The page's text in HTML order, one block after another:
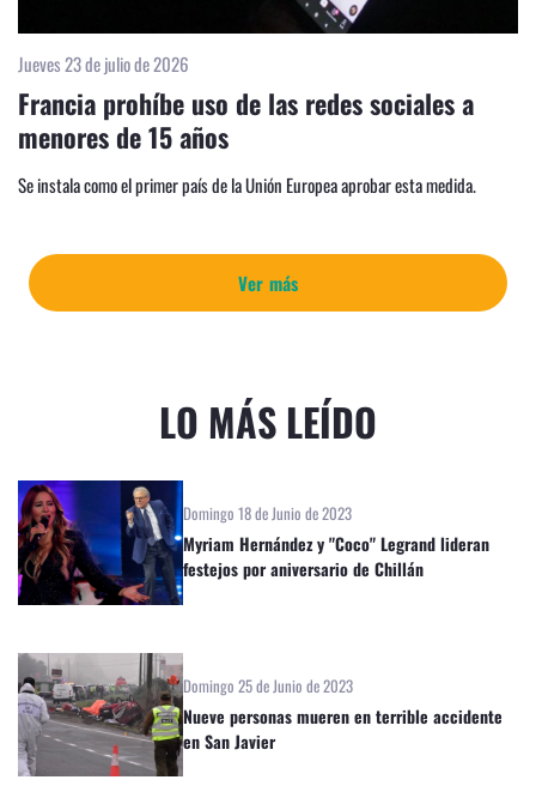
Ver más
Jueves 23 de julio de 2026
Francia prohíbe uso de las redes sociales a
menores de 15 años
Se instala como el primer país de la Unión Europea aprobar esta medida.
LO MÁS LEÍDO
Domingo 18 de Junio de 2023
Myriam Hernández y "Coco" Legrand lideran
festejos por aniversario de Chillán
Domingo 25 de Junio de 2023
Nueve personas mueren en terrible accidente
en San Javier